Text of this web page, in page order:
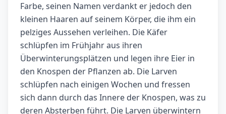
Farbe, seinen Namen verdankt er jedoch den
kleinen Haaren auf seinem Körper, die ihm ein
pelziges Aussehen verleihen. Die Käfer
schlüpfen im Frühjahr aus ihren
Überwinterungsplätzen und legen ihre Eier in
den Knospen der Pflanzen ab. Die Larven
schlüpfen nach einigen Wochen und fressen
sich dann durch das Innere der Knospen, was zu
deren Absterben führt. Die Larven überwintern